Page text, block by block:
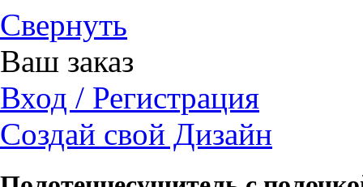
Свернуть
Ваш заказ
Вход / Регистрация
Создай свой Дизайн